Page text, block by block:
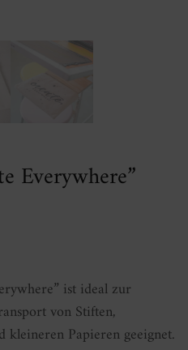
Everywhere”
ist ideal zur
von Stiften,
kleineren Papieren geeignet.